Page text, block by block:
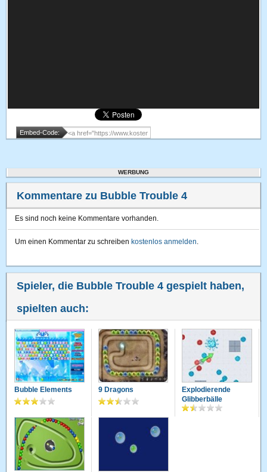
Embed-Code:
WERBUNG
Kommentare zu Bubble Trouble 4
Es sind noch keine Kommentare vorhanden.
Um einen Kommentar zu schreiben kostenlos anmelden.
Spieler, die Bubble Trouble 4 gespielt haben,
spielten auch:
Bubble Elements 9 Dragons
Explodierende
Glibberbälle